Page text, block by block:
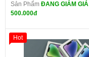
Sản Phẩm ĐANG GIẢM GIÁ
500.000đ
Hot